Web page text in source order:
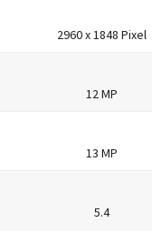
2960 x 1848 Pixel
12 MP
13 MP
5.4